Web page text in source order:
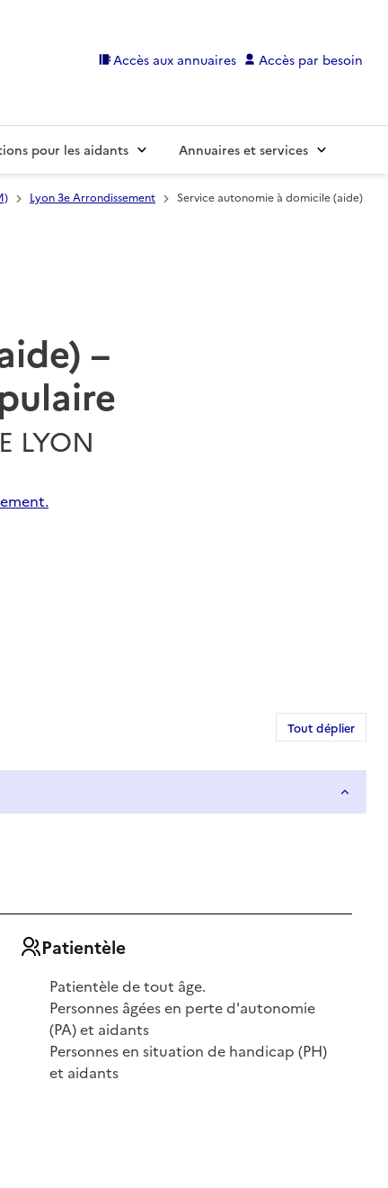
Accès aux annuaires Accès par besoin
pour les aidants Annuaires et services
Lyon 3e Arrondissement
Service autonomie à domicile (aide)
–
LYON
Tout déplier
Patientèle
Patientèle de tout âge.
Personnes âgées en perte d'autonomie
(PA) et aidants
Personnes en situation de handicap (PH)
et aidants